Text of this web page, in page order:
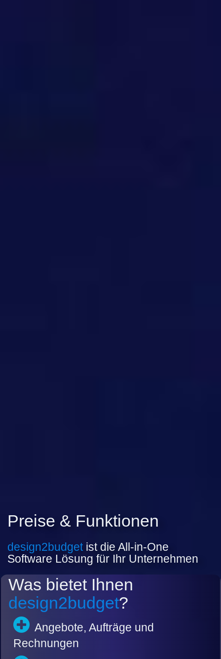
Preise & Funktionen
design2budgetist die All-in-One
Software Lösung für Ihr Unternehmen
Was bietet Ihnen
design2budget?
Angebote, Aufträge und
Rechnungen